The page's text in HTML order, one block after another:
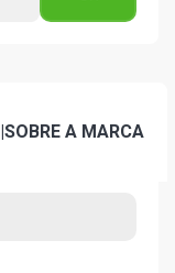
|SOBRE A MARCA